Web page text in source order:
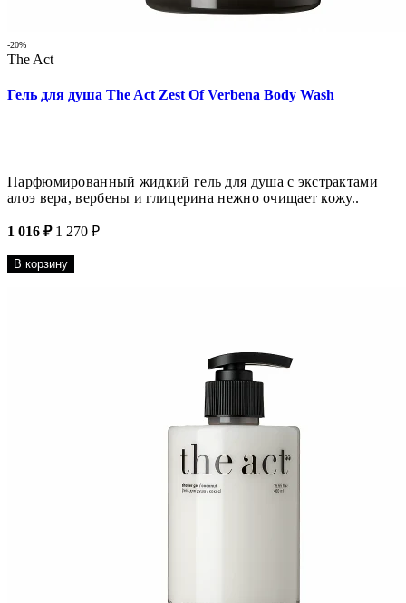
-20%
The Act
Гель для душа The Act Zest Of Verbena Body Wash
Парфюмированный жидкий гель для душа с экстрактами
алоэ вера, вербены и глицерина нежно очищает кожу..
1 016 ₽ 1 270 ₽
В корзину